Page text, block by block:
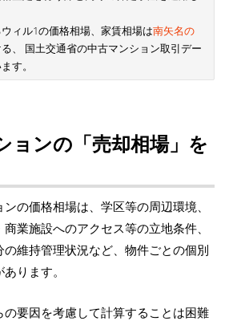
ィル1の価格相場、家賃相場は南矢名の
、 国土交通省の中古マンション取引デー
す。
ョンの「売却相場」を
の価格相場は、学区等の周辺環境、
業施設へのアクセス等の立地条件、
維持管理状況など、物件ごとの個別
ります。
要因を考慮して計算することは困難